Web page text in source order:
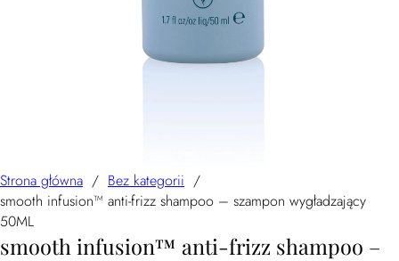
Strona główna / Bez kategorii /
smooth infusion™ anti-frizz shampoo – szampon wygładzający
50ML
smooth infusion™ anti-frizz shampoo –